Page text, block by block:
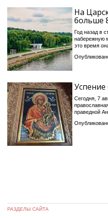
На
больше
Год назад в
набережную
это время
Сегодня, 7
праведной
РАЗДЕЛЫ САЙТА